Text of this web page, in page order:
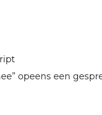
opeens een